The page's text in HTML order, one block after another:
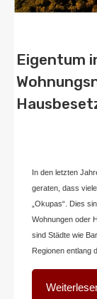
Eigentum
In den letzten
geraten, dass
„Okupas“. Dies
Wohnungen oder
sind Städte wie
Regionen entlang